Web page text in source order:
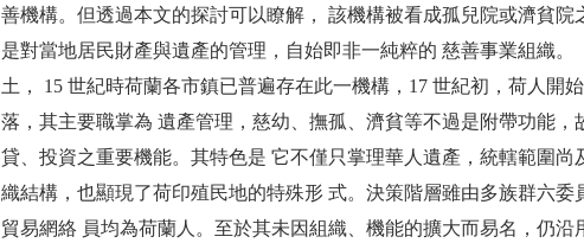
善機構。但透過本文的探討可以瞭解， 該機構被看成孤兒院或濟貧
是對當地居民財產與遺產的管理，自始即非一純粹的 慈善事業組織
土， 15 世紀時荷蘭各市鎮已普遍存在此一機構，17 世紀初，荷人開
落，其主要職掌為 遺產管理，慈幼、撫孤、濟貧等不過是附帶功能
貸、投資之重要機能。其特色是 它不僅只掌理華人遺產，統轄範圍
織結構，也顯現了荷印殖民地的特殊形 式。決策階層雖由多族群六
貿易網絡 員均為荷蘭人。至於其未因組織、機能的擴大而易名，仍